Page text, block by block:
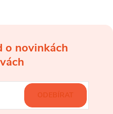
o novinkách
ODEBÍRAT